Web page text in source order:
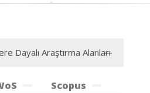
Dayalı Araştırma Alanları
Scopus